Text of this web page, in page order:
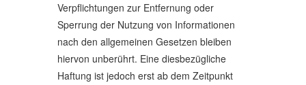
Verpflichtungen zur Entfernung oder
Sperrung der Nutzung von Informationen
nach den allgemeinen Gesetzen bleiben
hiervon unberührt. Eine diesbezügliche
Haftung ist jedoch erst ab dem Zeitpunkt